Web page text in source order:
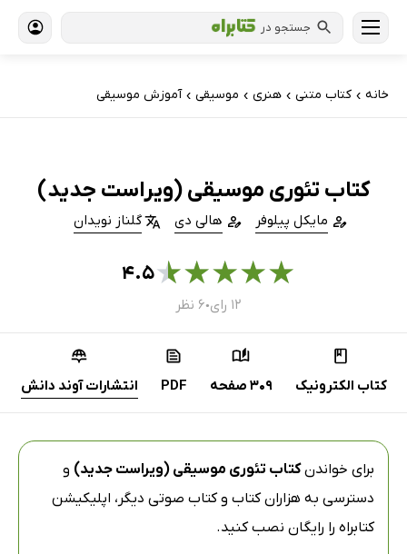
جستجو در
خانه › کتاب‌ متنی › هنری › موسیقی › آموزش موسیقی
کتاب تئوری موسیقی (ویراست جدید)
مایکل پیلوفر هالی دی گلناز نویدان
★
★
★
★
★۴.۵
۱۲ رای ● ۶ نظر
کتاب الکترونیک 309 صفحه PDF انتشارات آوند دانش
برای خواندنکتاب تئوری موسیقی (ویراست جدید) و
دسترسی به هزاران کتاب و کتاب صوتی دیگر، اپلیکیشن
کتابراه را رایگان نصب کنید.